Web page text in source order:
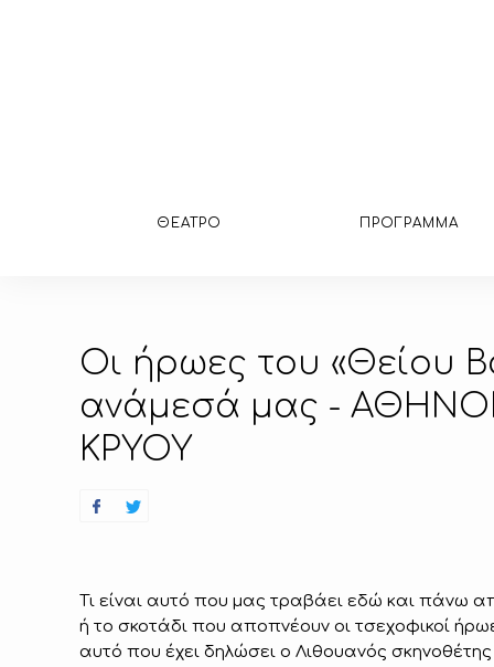
ΘΕΑΤΡΟ ΠΡΟΓΡΑΜΜΑ
Οι ήρωες του «Θείου
ανάμεσά μας -
ΚΡΥΟΥ
Τι είναι αυτό που μας τραβάει εδώ και πάνω
ή το σκοτάδι που αποπνέουν οι τσεχοφικοί
αυτό που έχει δηλώσει ο Λιθουανός